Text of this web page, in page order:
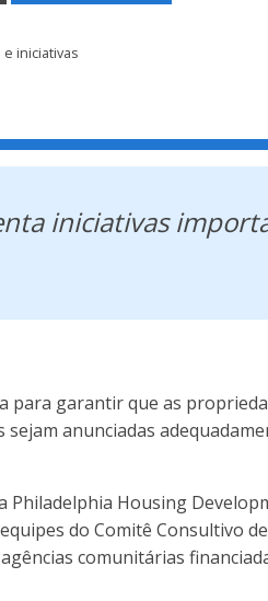
iniciativas
iniciativas
garantir que as
anunciadas
Housing
do Comitê Consultivo
comunitárias